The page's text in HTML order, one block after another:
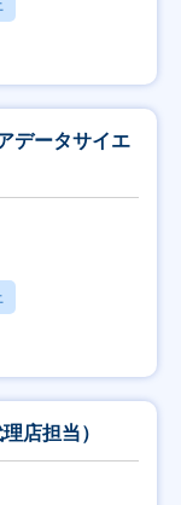
データサイエ
店担当）